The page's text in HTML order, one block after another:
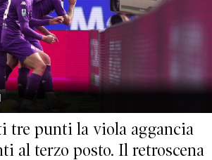
tre punti la viola aggancia
al terzo posto. Il retroscena